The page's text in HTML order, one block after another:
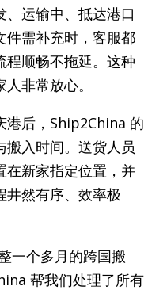
运输中、抵达港口
件需补充时，客服都
程顺畅不拖延。这种
非常放心。
港后，Ship2China 的
搬入时间。送货人员
在新家指定位置，并
井然有序、效率极
一个多月的跨国搬
帮我们处理了所有